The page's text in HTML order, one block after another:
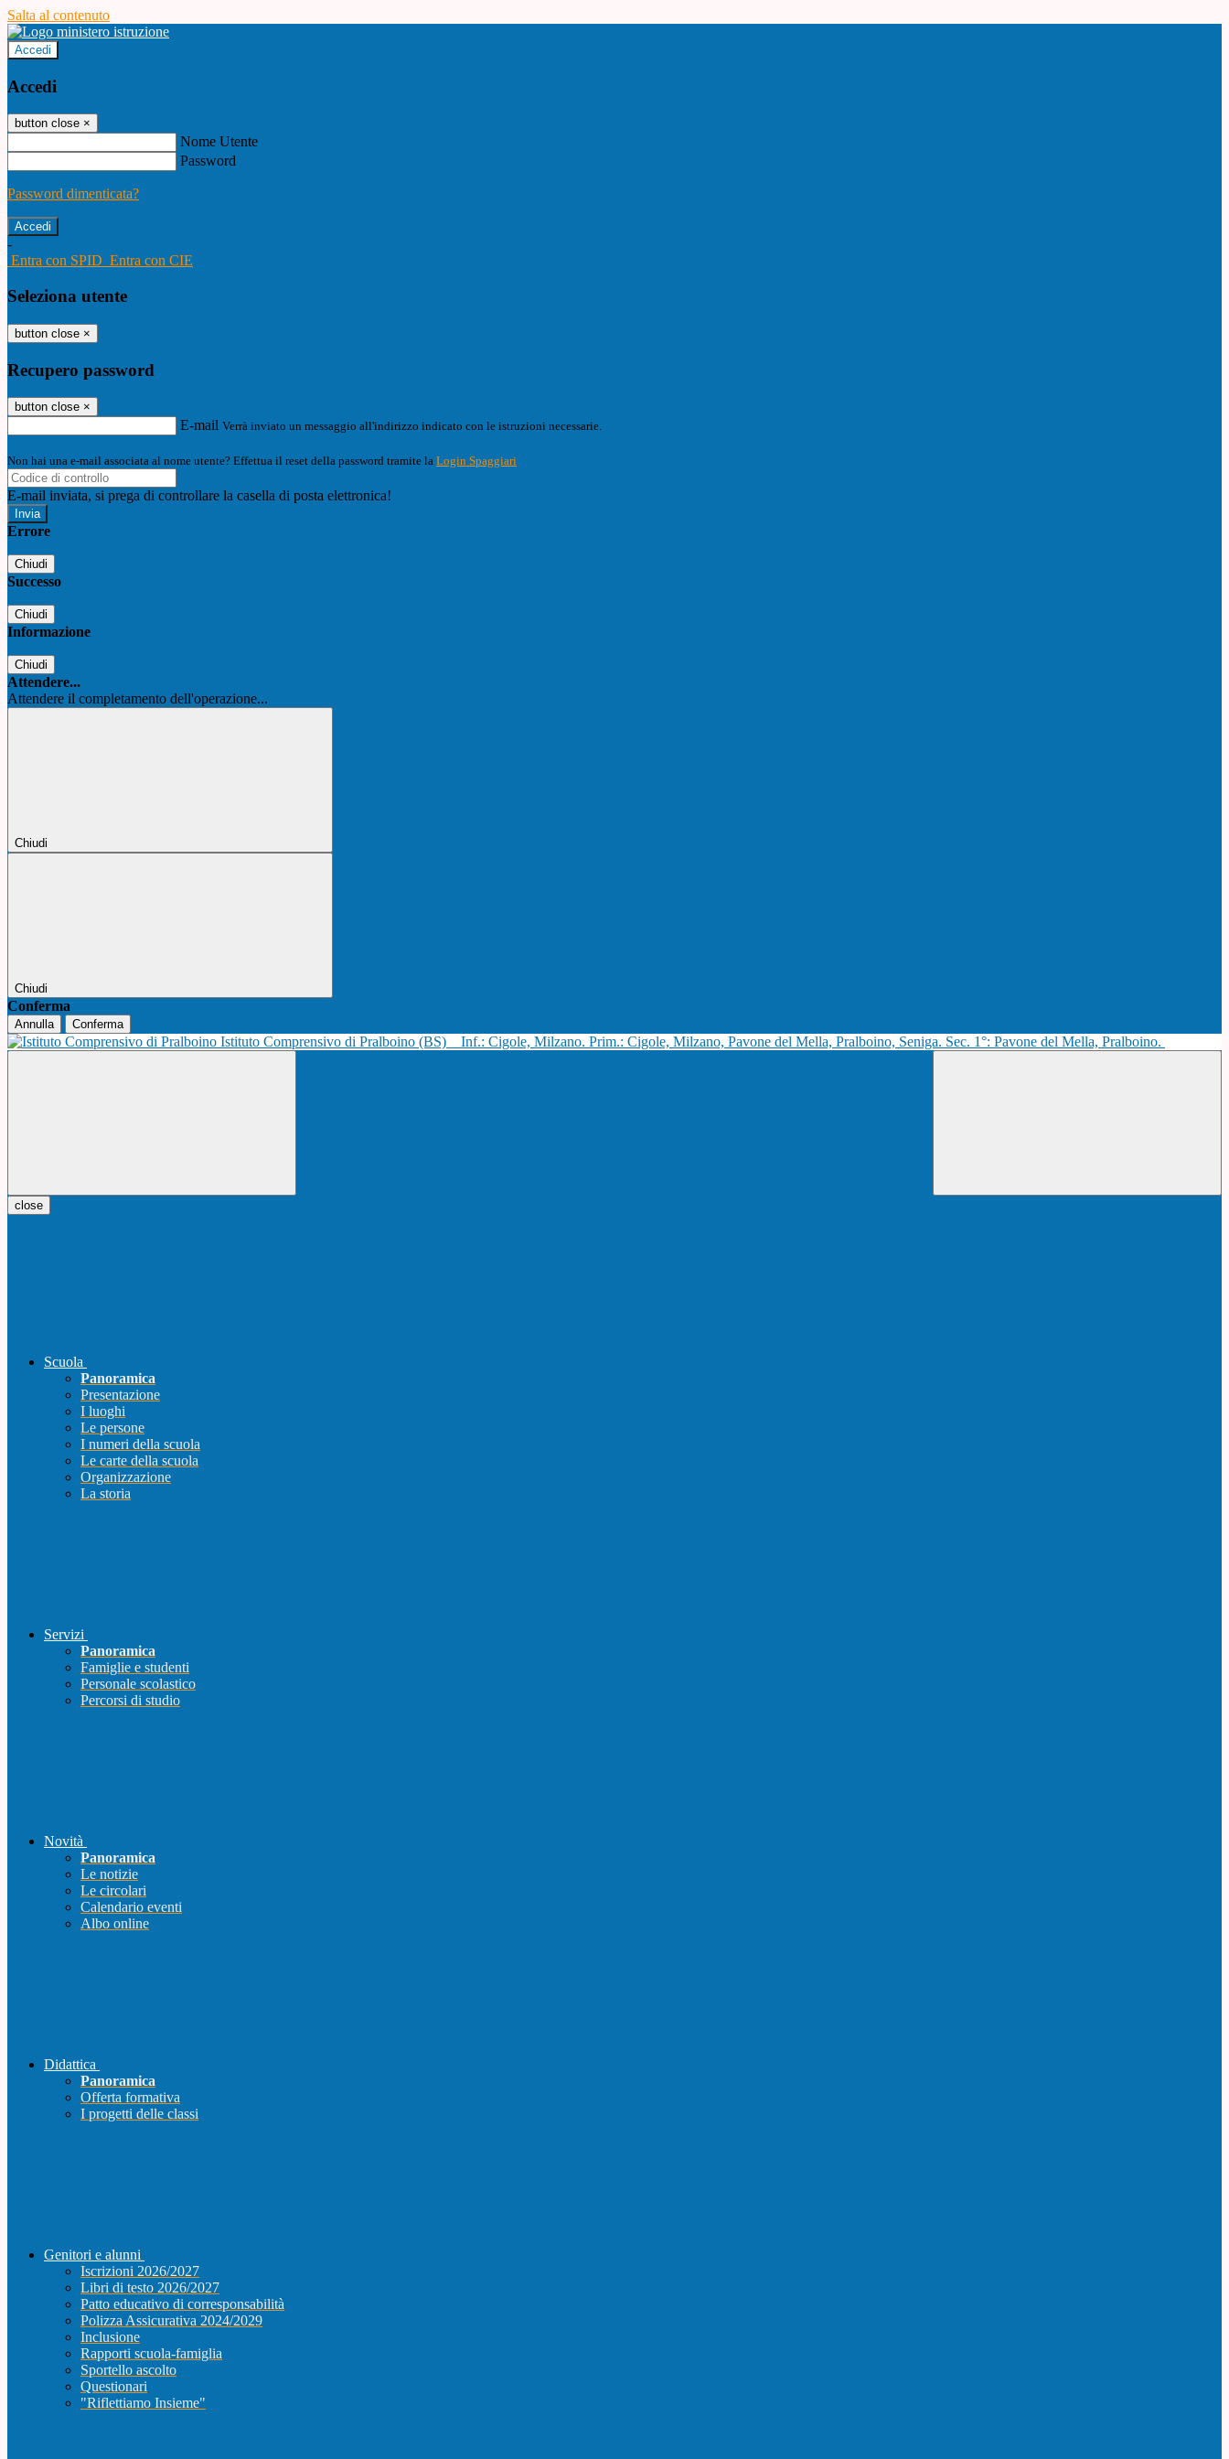
Salta al contenuto
Accedi
Accedi
button close ×
Nome Utente
Password
Password dimenticata?
-
Entra con SPID Entra con CIE
Seleziona utente
button close ×
Recupero password
button close ×
E-mail Verrà inviato un messaggio all'indirizzo indicato con le istruzioni necessarie.
Non hai una e-mail associata al nome utente? Effettua il reset della password tramite la Login Spaggiari
E-mail inviata, si prega di controllare la casella di posta elettronica!
Errore
Chiudi
Successo
Chiudi
Informazione
Chiudi
Attendere...
Attendere il completamento dell'operazione...
Chiudi
Chiudi
Conferma
Annulla Conferma
Istituto Comprensivo di Pralboino (BS) Inf.: Cigole, Milzano. Prim.: Cigole, Milzano, Pavone del Mella, Pralboino, Seniga. Sec. 1°: Pavone del Mella, Pralboino.
close
Scuola
Panoramica
Presentazione
I luoghi
Le persone
I numeri della scuola
Le carte della scuola
Organizzazione
La storia
Servizi
Panoramica
Famiglie e studenti
Personale scolastico
Percorsi di studio
Novità
Panoramica
Le notizie
Le circolari
Calendario eventi
Albo online
Didattica
Panoramica
Offerta formativa
I progetti delle classi
Genitori e alunni
Iscrizioni 2026/2027
Libri di testo 2026/2027
Patto educativo di corresponsabilità
Polizza Assicurativa 2024/2029
Inclusione
Rapporti scuola-famiglia
Sportello ascolto
Questionari
"Riflettiamo Insieme"